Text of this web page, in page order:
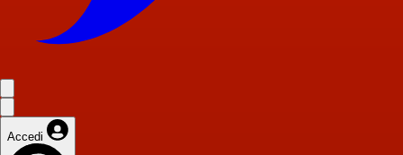
Accedi